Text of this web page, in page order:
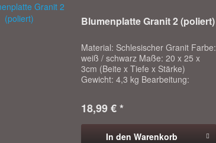
Blumenplatte Granit 2 (poliert)
Material: Schlesischer Granit Farbe:
weiß / schwarz Maße: 20 x 25 x
3cm (Beite x Tiefe x Stärke)
Gewicht: 4,3 kg Bearbeitung:
Außenbereich - Ideal um
Blumenschalen oder...
18,99 € *
In den Warenkorb